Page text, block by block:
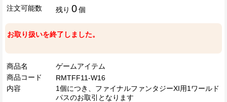
注文可能数 残り 0個
お取り扱いを終了しました。
商品名
ゲームアイテム
商品コード
RMTFF11-W16
内容
1個につき、ファイナルファンタジーXI用1ワールド
パスのお取引となります